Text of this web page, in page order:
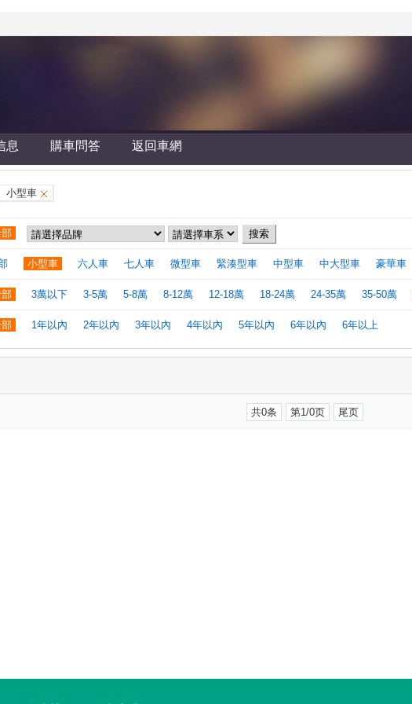
息 購車問答 返回車網
小型車
小型車 六人車 七人車 微型車 緊湊型車 中型車 中大型車 豪華車
3萬以下 3-5萬 5-8萬 8-12萬 12-18萬 18-24萬 24-35萬 35-50萬
1年以內 2年以內 3年以內 4年以內 5年以內 6年以內 6年以上
共0条 第1/0页 尾页